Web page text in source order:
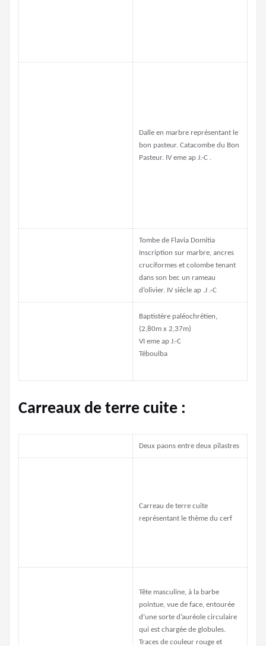
Dalle en marbre représentant le
bon pasteur. Catacombe du Bon
Pasteur. IV eme ap J.-C .
Tombe de Flavia Domitia
Inscription sur marbre, ancres
cruciformes et colombe tenant
dans son bec un rameau
d’olivier. IV siècle ap .J .-C
Baptistère paléochrétien,
(2,80m x 2,37m)
VI eme ap J.-C
Téboulba
Carreaux de terre cuite :
Deux paons entre deux pilastres
Carreau de terre cuite
représentant le thème du cerf
Tête masculine, à la barbe
pointue, vue de face, entourée
d’une sorte d’auréole circulaire
qui est chargée de globules.
Traces de couleur rouge et